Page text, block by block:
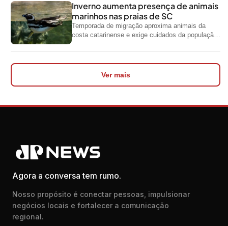
Inverno aumenta presença de animais
marinhos nas praias de SC
Temporada de migração aproxima animais da
costa catarinense e exige cuidados da população
Ver mais
Agora a conversa tem rumo.
Nosso propósito é conectar pessoas, impulsionar
negócios locais e fortalecer a comunicação
regional.